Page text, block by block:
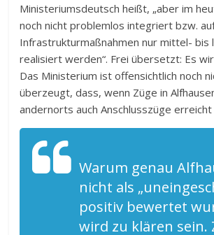
Ministeriumsdeutsch heißt, „aber im
noch nicht problemlos integriert bzw.
Infrastrukturmaßnahmen nur mittel- bis
realisiert werden“. Frei übersetzt: Es
Das Ministerium ist offensichtlich noch
überzeugt, dass, wenn Züge in
andernorts auch Anschlusszüge
Warum genau
nicht als
positiv bewertet
wird zu klären sein.